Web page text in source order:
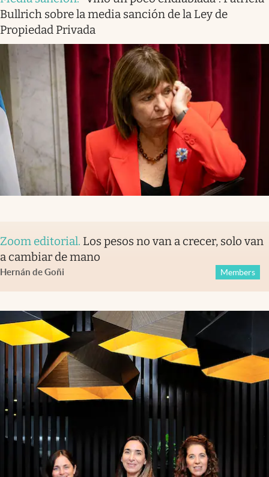
Bullrich sobre la media sanción de la Ley de
Propiedad Privada
Zoom editorial. Los pesos no van a crecer, solo van
a cambiar de mano
Hernán de Goñi Members